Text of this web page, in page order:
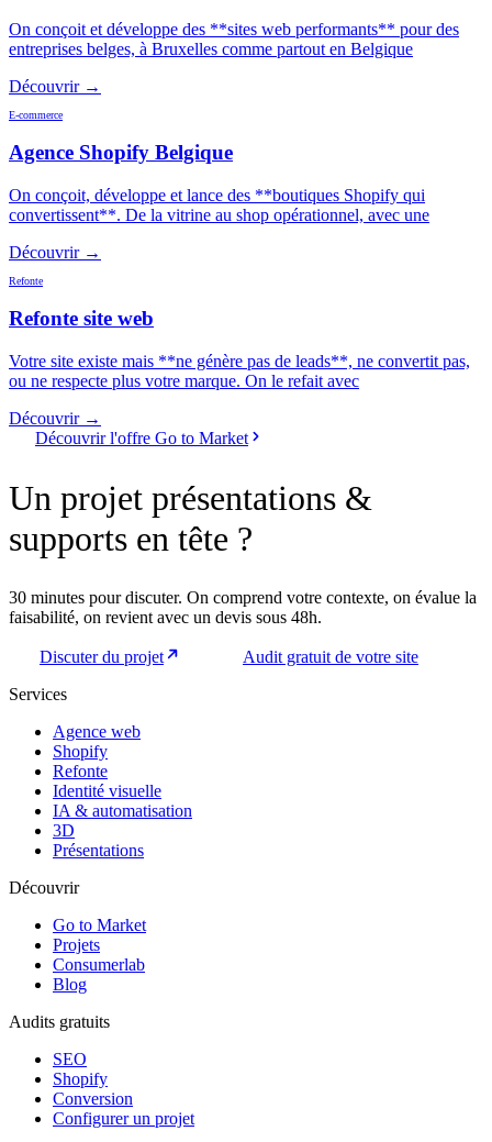
On conçoit et développe des **sites web performants** pour des
entreprises belges, à Bruxelles comme partout en Belgique
Découvrir →
E-commerce
Agence Shopify Belgique
On conçoit, développe et lance des **boutiques Shopify qui
convertissent**. De la vitrine au shop opérationnel, avec une
Découvrir →
Refonte
Refonte site web
Votre site existe mais **ne génère pas de leads**, ne convertit pas,
ou ne respecte plus votre marque. On le refait avec
Découvrir →
Découvrir l'offre Go to Market
Un projet présentations &
supports en tête ?
30 minutes pour discuter. On comprend votre contexte, on évalue la
faisabilité, on revient avec un devis sous 48h.
Discuter du projet
Audit gratuit de votre site
Services
Agence web
Shopify
Refonte
Identité visuelle
IA & automatisation
3D
Présentations
Découvrir
Go to Market
Projets
Consumerlab
Blog
Audits gratuits
SEO
Shopify
Conversion
Configurer un projet